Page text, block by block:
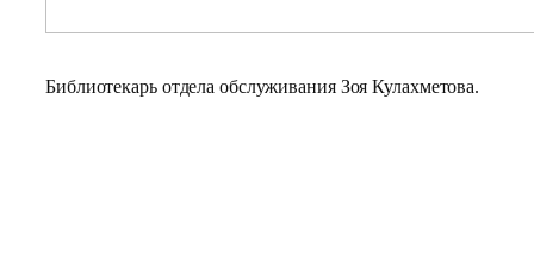
Библиотекарь отдела обслуживания Зоя Кулахметова.